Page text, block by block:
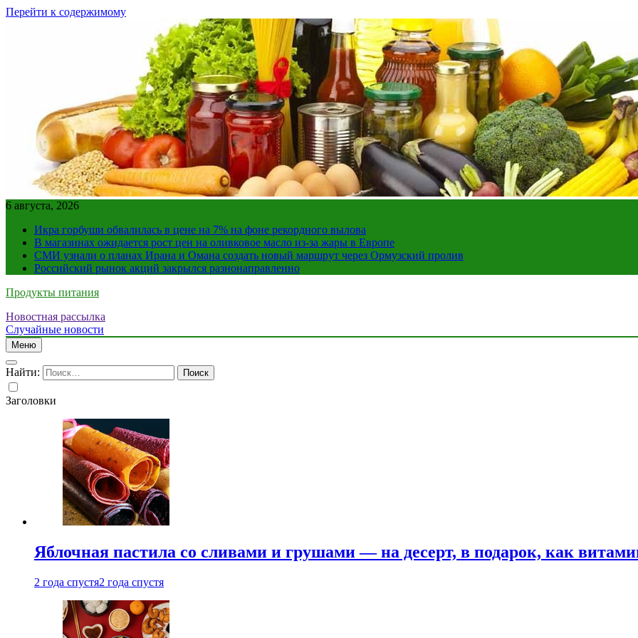
Перейти к содержимому
6 августа, 2026
Икра горбуши обвалилась в цене на 7% на фоне рекордного вылова
В магазинах ожидается рост цен на оливковое масло из-за жары в Европе
СМИ узнали о планах Ирана и Омана создать новый маршрут через Ормузский пролив
Российский рынок акций закрылся разнонаправленно
Продукты питания
Новостная рассылка
Случайные новости
Меню
Найти:
Заголовки
Яблочная пастила со сливами и грушами — на десерт, в подарок, как
2 года спустя2 года спустя